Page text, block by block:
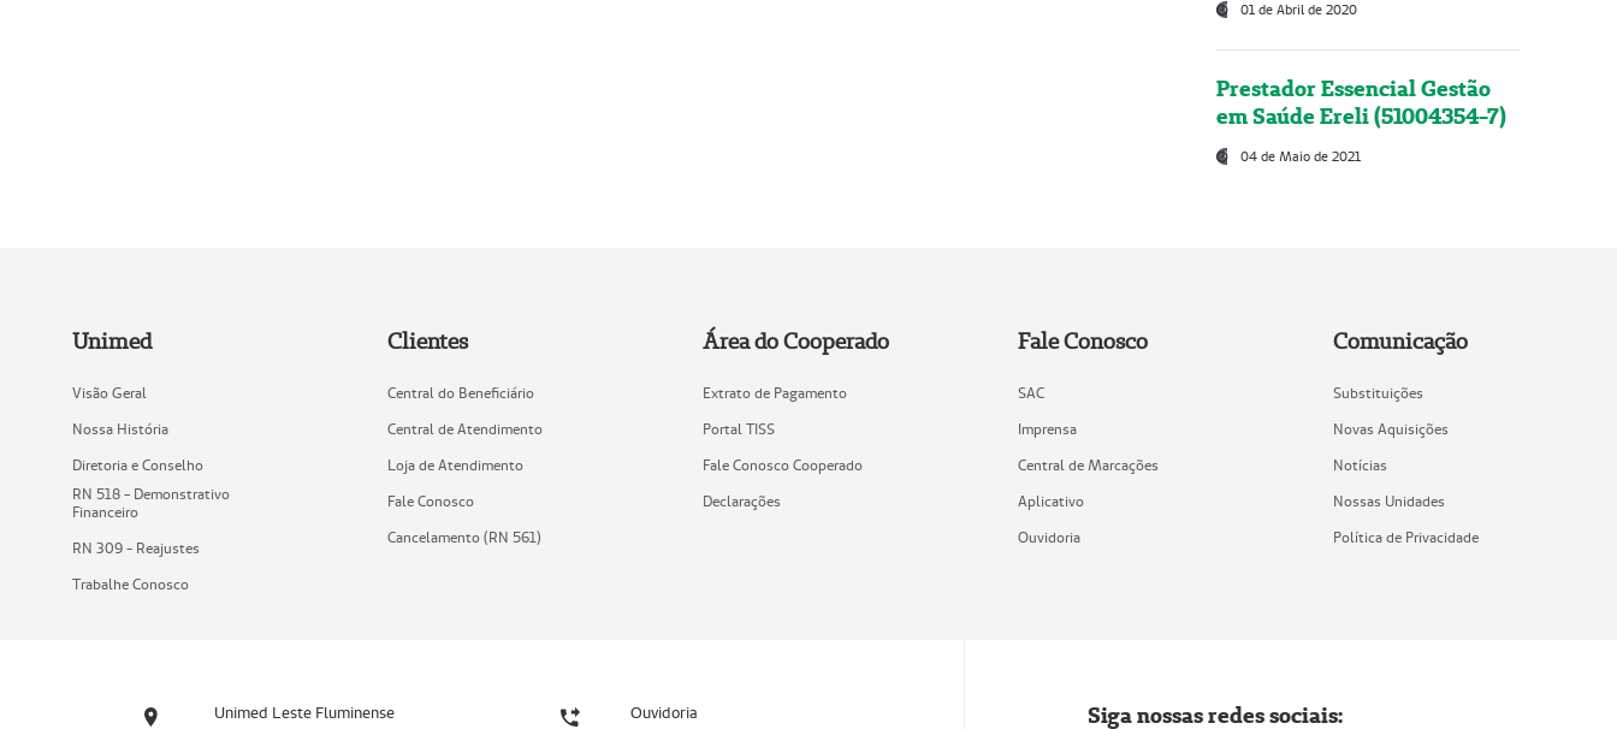
01 de Abril de 2020
Prestador Essencial Gestão
em Saúde Ereli (51004354-7)
04 de Maio de 2021
Unimed
Visão Geral
Nossa História
Diretoria e Conselho
RN 518 - Demonstrativo
Financeiro
RN 309 - Reajustes
Trabalhe Conosco
Clientes
Central do Beneficiário
Central de Atendimento
Loja de Atendimento
Fale Conosco
Cancelamento (RN 561)
Área do Cooperado
Extrato de Pagamento
Portal TISS
Fale Conosco Cooperado
Declarações
Fale Conosco
SAC
Imprensa
Central de Marcações
Aplicativo
Ouvidoria
Comunicação
Substituições
Novas Aquisições
Notícias
Nossas Unidades
Política de Privacidade
Unimed Leste Fluminense Ouvidoria Siga nossas redes sociais: